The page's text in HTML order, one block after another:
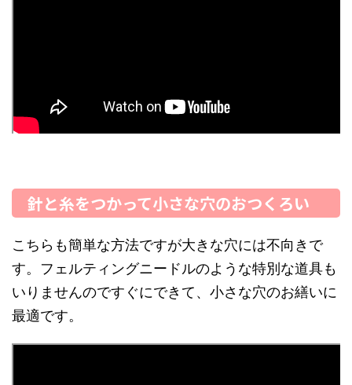
針と糸をつかって小さな穴のおつくろい
こちらも簡単な方法ですが大きな穴には不向きで
す。フェルティングニードルのような特別な道具も
いりませんのですぐにできて、小さな穴のお繕いに
最適です。